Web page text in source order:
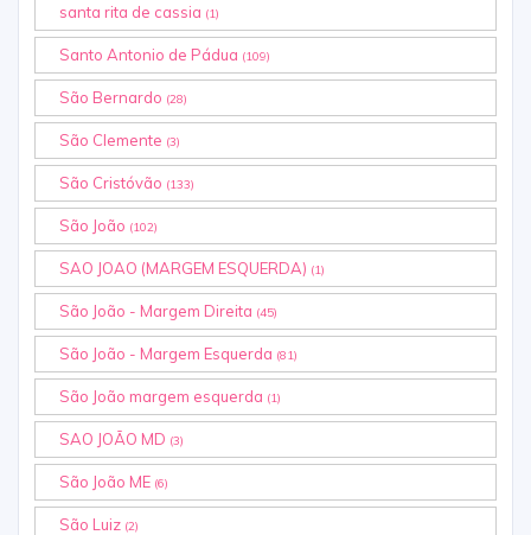
santa rita de cassia (1)
Santo Antonio de Pádua (109)
São Bernardo (28)
São Clemente (3)
São Cristóvão (133)
São João (102)
SAO JOAO (MARGEM ESQUERDA) (1)
São João - Margem Direita (45)
São João - Margem Esquerda (81)
São João margem esquerda (1)
SAO JOÃO MD (3)
São João ME (6)
São Luiz (2)